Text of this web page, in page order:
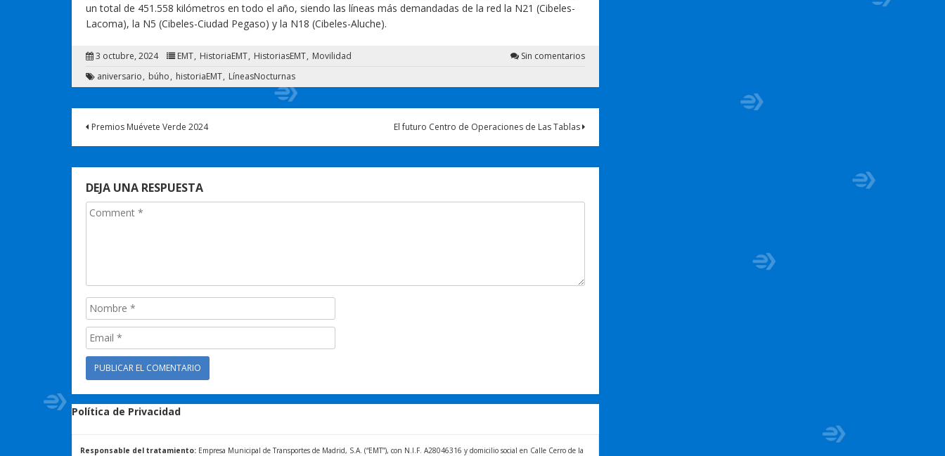
un total de 451.558 kilómetros en todo el año, siendo las líneas más demandadas de la red la N21 (Cibeles-
Lacoma), la N5 (Cibeles-Ciudad Pegaso) y la N18 (Cibeles-Aluche).
3 octubre, 2024 EMT HistoriaEMT HistoriasEMT Movilidad
Sin comentarios
aniversario
búho historiaEMT LíneasNocturnas
Premios Muévete Verde 2024 El futuro Centro de Operaciones de Las Tablas
DEJA UNA RESPUESTA
Política de Privacidad
Responsable del tratamiento:Empresa Municipal de Transportes de Madrid, S.A. (“EMT”), con N.I.F. A28046316 y domicilio social en Calle Cerro de la